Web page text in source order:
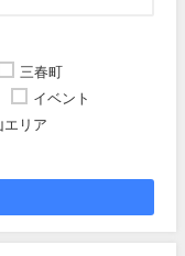
三春町
イベント
エリア